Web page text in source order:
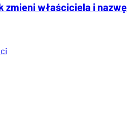
zmieni właściciela i nazwę